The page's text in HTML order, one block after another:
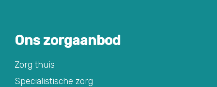
Ons zorgaanbod
Zorg thuis
Specialistische zorg